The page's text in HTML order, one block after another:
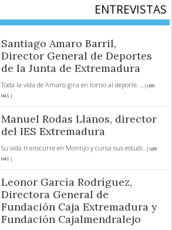
ENTREVISTAS
Santiago Amaro Barril,
Director General de Deportes
de la Junta de Extremadura
Toda la vida de Amaro gira en torno al deporte.
... [ LEER
MÁS ]
Manuel Rodas Llanos, director
del IES Extremadura
Su vida transcurre en Montijo y cursa sus estudi... [ LEER
MÁS ]
Leonor García Rodríguez,
Directora General de
Fundación Caja Extremadura y
Fundación Cajalmendralejo